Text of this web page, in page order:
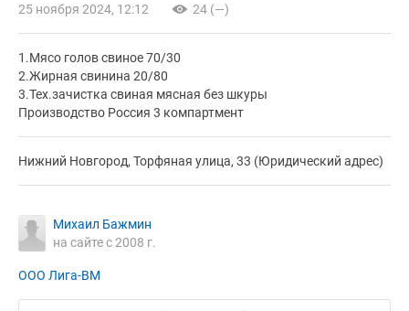
25 ноября 2024, 12:12 24 (—)
1.Мясо голов свиное 70/30
2.Жирная свинина 20/80
3.Тех.зачистка свиная мясная без шкуры
Производство Россия 3 компартмент
Нижний Новгород, Торфяная улица, 33 (Юридический адрес)
Михаил Бажмин
на сайте с 2008 г.
ООО Лига-ВМ